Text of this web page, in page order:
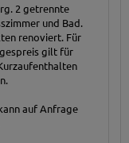
2 getrennte
und Bad.
renoviert. Für
gilt für
auf Anfrage